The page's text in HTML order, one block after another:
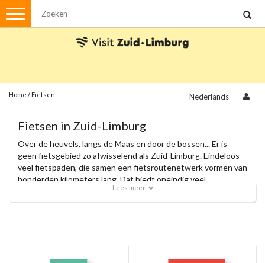
Menu
Met de auto
Visvergunningen
Brochures en kaarten
Plattegronden
Uit de streek
Ansichtkaarten
Home / Fietsen Nederlands
Fietsen in Zuid-Limburg
Over de heuvels, langs de Maas en door de bossen... Er is
geen fietsgebied zo afwisselend als Zuid-Limburg. Eindeloos
veel fietspaden, die samen een fietsroutenetwerk vormen van
honderden kilometers lang. Dat biedt oneindig veel
fietsplezier voor de recreatieve fietser, de wielrenner en de
mountainbiker.
Lees meer